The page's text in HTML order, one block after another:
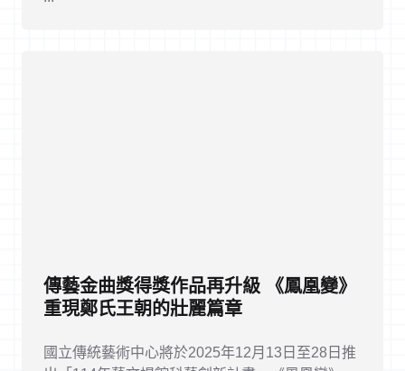
傳藝金曲獎得獎作品再升級 《鳳凰變》
重現鄭氏王朝的壯麗篇章
國立傳統藝術中心將於2025年12月13日至28日推